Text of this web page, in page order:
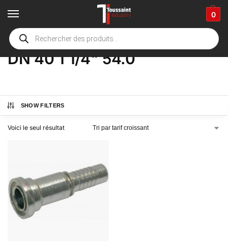
0
Accueil boutique / Product Options
DN 40 1 1/4" 54.0
SHOW FILTERS
Voici le seul résultat